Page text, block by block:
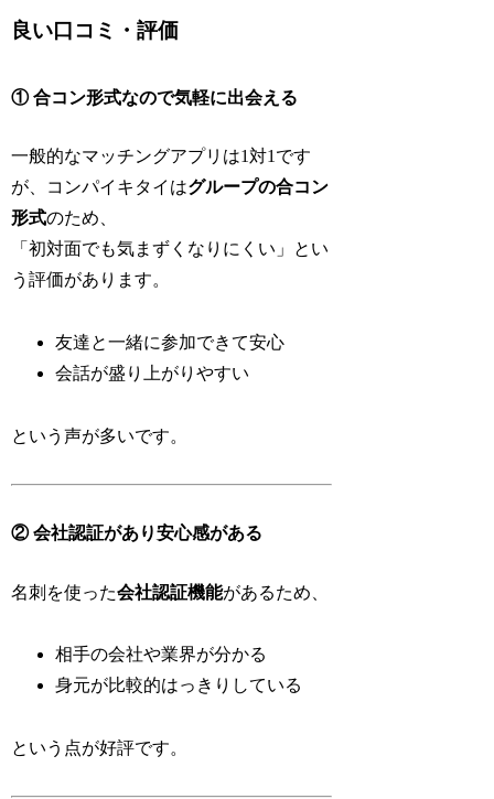
良い口コミ・評価
① 合コン形式なので気軽に出会える
一般的なマッチングアプリは1対1です
が、コンパイキタイはグループの合コン
形式のため、
「初対面でも気まずくなりにくい」とい
う評価があります。
友達と一緒に参加できて安心
会話が盛り上がりやすい
という声が多いです。
② 会社認証があり安心感がある
名刺を使った会社認証機能があるため、
相手の会社や業界が分かる
身元が比較的はっきりしている
という点が好評です。